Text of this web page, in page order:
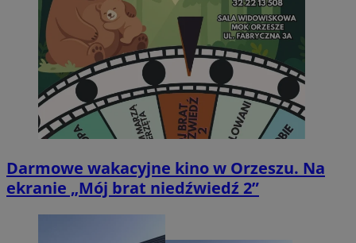
Darmowe wakacyjne kino w Orzeszu. Na
ekranie „Mój brat niedźwiedź 2”